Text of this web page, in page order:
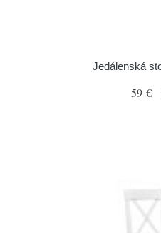
Jedálenská
59 €